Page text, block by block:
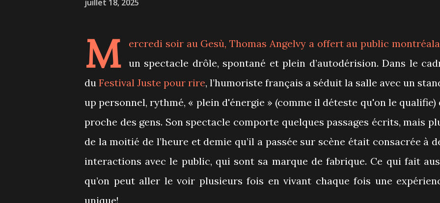
juillet 18, 2025
M ercredi soir au Gesù,Thomas Angelvy a offert au public
un spectacle drôle, spontané et plein d’autodérision. Dans le
du Festival Juste pour rire, l’humoriste français a séduit la salle avec un
up personnel, rythmé, « plein d'énergie » (comme il déteste qu'on le qualifie)
proche des gens. Son spectacle comporte quelques passages écrits, mais
de la moitié de l’heure et demie qu’il a passée sur scène était consacrée à
interactions avec le public, qui sont sa marque de fabrique. Ce qui fait
qu’on peut aller le voir plusieurs fois en vivant chaque fois une
unique!